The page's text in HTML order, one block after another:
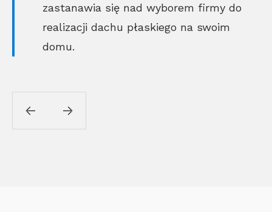
zastanawia się nad wyborem firmy do
realizacji dachu płaskiego na swoim
domu.